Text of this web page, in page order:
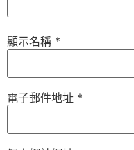
顯示名稱 *
電子郵件地址 *